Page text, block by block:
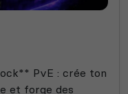
PvE : crée ton
et forge des